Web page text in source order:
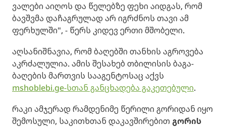
ვალები აიღოს და წელებზე ფეხი აიდგას, რომ
ბავშვმა დაჩაგრულად არ იგრძნოს თავი ამ
ფერხულში", - წერს კიდევ ერთი მშობელი.
აღსანიშნავია, რომ ბაღებში თანხის აგროვება
აკრძალულია. ამის შესახებ თბილისის ბაგა-
ბაღების მართვის სააგენტოსაც აქვს
mshoblebi.ge-სთან განცხადება გაკეთებული.
რაკი ამჯერად რამდენიმე წერილი გორიდან იყო
შემოსული, საკითხთან დაკავშირებით გორის